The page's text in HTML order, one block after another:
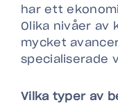
har ett
Olika nivåer av
mycket
specialiserade
Vilka typer av